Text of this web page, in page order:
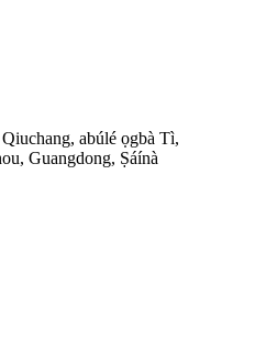
abúlé ọgbà Tì,
Guangdong, Ṣáínà